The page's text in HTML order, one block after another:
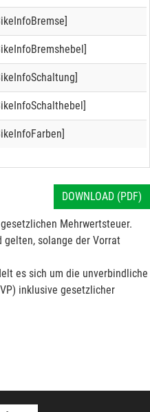
DOWNLOAD (PDF)
Mehrwertsteuer.
gelten, solange der Vorrat
es sich um die unverbindliche
inklusive gesetzlicher